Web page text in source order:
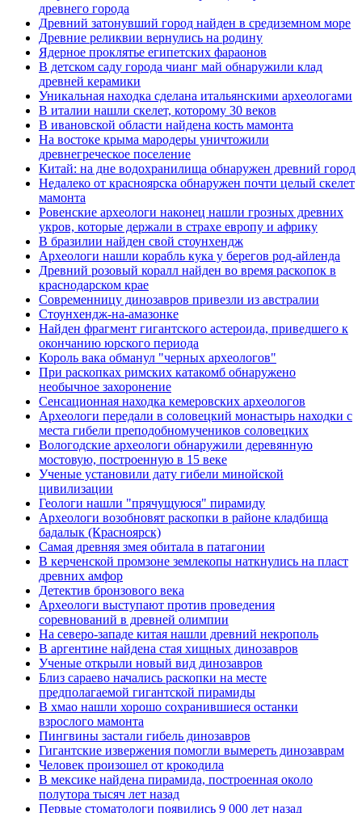
древнего города
Древний затонувший город найден в средиземном море
Древние реликвии вернулись на родину
Ядерное проклятье египетских фараонов
В детском саду города чианг май обнаружили клад
древней керамики
Уникальная находка сделана итальянскими археологами
В италии нашли скелет, которому 30 веков
В ивановской области найдена кость мамонта
На востоке крыма мародеры уничтожили
древнегреческое поселение
Китай: на дне водохранилища обнаружен древний город
Недалеко от красноярска обнаружен почти целый скелет
мамонта
Ровенские археологи наконец нашли грозных древних
укров, которые держали в страхе европу и африку
В бразилии найден свой стоунхендж
Археологи нашли корабль кука у берегов род-айленда
Древний розовый коралл найден во время раскопок в
краснодарском крае
Современницу динозавров привезли из австралии
Стоунхендж-на-амазонке
Найден фрагмент гигантского астероида, приведшего к
окончанию юрского периода
Король вака обманул "черных археологов"
При раскопках римских катакомб обнаружено
необычное захоронение
Сенсационная находка кемеровских археологов
Археологи передали в соловецкий монастырь находки с
места гибели преподобномучеников соловецких
Вологодские археологи обнаружили деревянную
мостовую, построенную в 15 веке
Ученые установили дату гибели минойской
цивилизации
Геологи нашли "прячущуюся" пирамиду
Археологи возобновят раскопки в районе кладбища
бадалык (Красноярск)
Самая древняя змея обитала в патагонии
В керченской промзоне землекопы наткнулись на пласт
древних амфор
Детектив бронзового века
Археологи выступают против проведения
соревнований в древней олимпии
На северо-западе китая нашли древний некрополь
В аргентине найдена стая хищных динозавров
Ученые открыли новый вид динозавров
Близ сараево начались раскопки на месте
предполагаемой гигантской пирамиды
В хмао нашли хорошо сохранившиеся останки
взрослого мамонта
Пингвины застали гибель динозавров
Гигантские извержения помогли вымереть динозаврам
Человек произошел от крокодила
В мексике найдена пирамида, построенная около
полутора тысяч лет назад
Первые стоматологи появились 9 000 лет назад